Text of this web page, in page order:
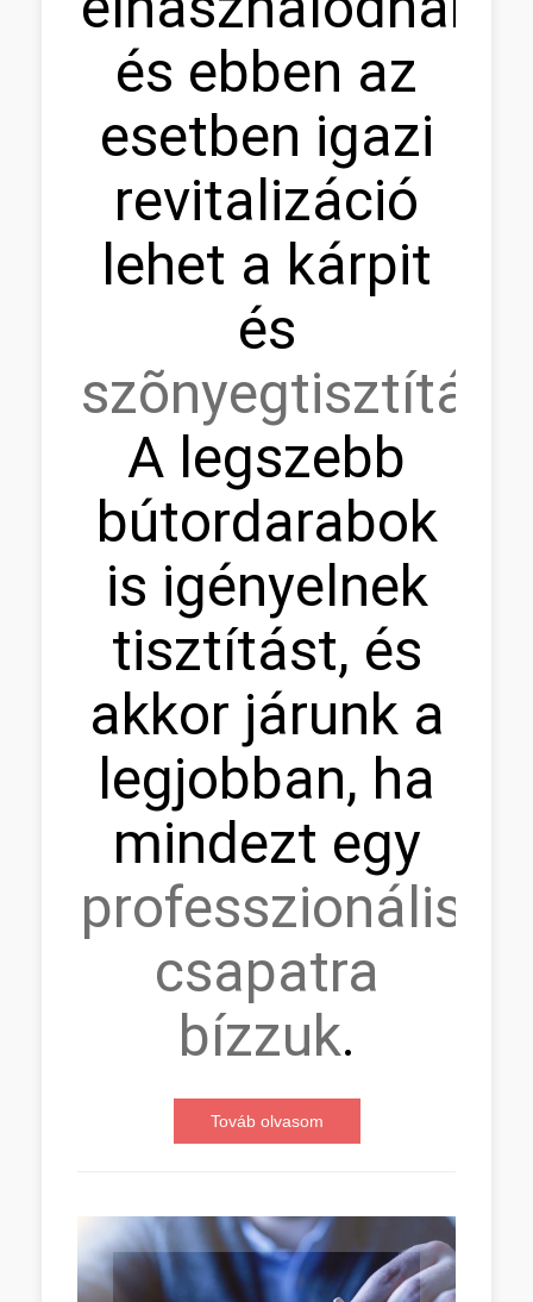
és ebben az
esetben igazi
revitalizáció
lehet a kárpit
és
szõnyegtisztítás.
A legszebb
bútordarabok
is igényelnek
tisztítást, és
akkor járunk a
legjobban, ha
mindezt egy
professzionális
csapatra
bízzuk.
Továb olvasom